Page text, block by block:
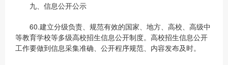
九、信息公开公示
60.建立分级负责、规范有效的国家、地方、高校、高级中
等教育学校等多级高校招生信息公开制度。高校招生信息公开
工作要做到信息采集准确、公开程序规范、内容发布及时。